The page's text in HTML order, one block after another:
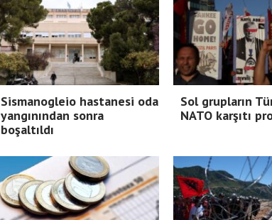
Sismanogleio hastanesi oda
yangınından sonra
boşaltıldı
Sol grupların
NATO karşıtı